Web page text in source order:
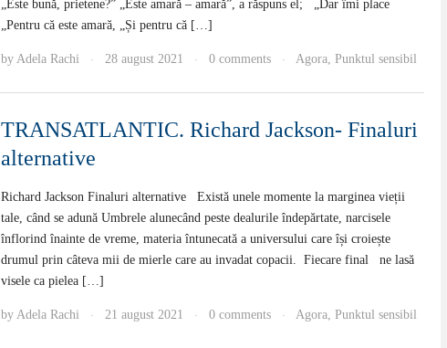
„Este bună, prietene?” „Este amară – amară”, a răspuns el; „Dar îmi place
„Pentru că este amară, „Și pentru că […]
by Adela Rachi · 28 august 2021 · 0 comments · Agora, Punktul sensibil
TRANSATLANTIC. Richard Jackson- Finaluri
alternative
Richard Jackson Finaluri alternative Există unele momente la marginea vieții
tale, când se adună Umbrele alunecând peste dealurile îndepărtate, narcisele
înflorind înainte de vreme, materia întunecată a universului care își croiește
drumul prin câteva mii de mierle care au invadat copacii. Fiecare final ne lasă
visele ca pielea […]
by Adela Rachi · 21 august 2021 · 0 comments · Agora, Punktul sensibil